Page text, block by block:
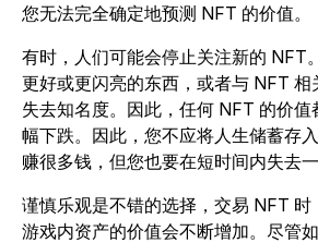
您无法完全确定地预测 NFT 的价值。
有时，人们可能会停止关注新的 NFT
更好或更闪亮的东西，或者与 NFT 相
失去知名度。因此，任何 NFT 的价值
幅下跌。因此，您不应将人生储蓄存
赚很多钱，但您也要在短时间内失去一
谨慎乐观是不错的选择，交易 NFT 时
游戏内资产的价值会不断增加。尽管